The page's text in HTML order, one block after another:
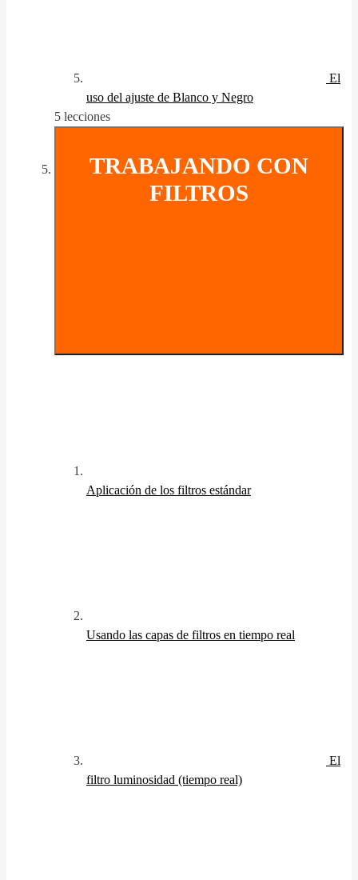
El
uso del ajuste de Blanco y Negro
5 lecciones
TRABAJANDO CON
FILTROS
Aplicación de los filtros estándar
Usando las capas de filtros en tiempo real
El
filtro luminosidad (tiempo real)